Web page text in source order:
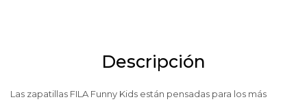
Descripción
Las zapatillas FILA Funny Kids están pensadas para los más